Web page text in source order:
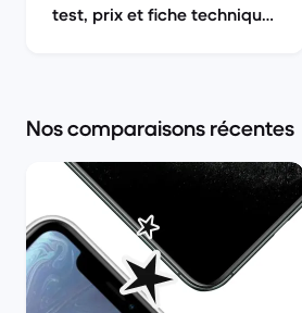
test, prix et fiche technique
Nos comparaisons récentes